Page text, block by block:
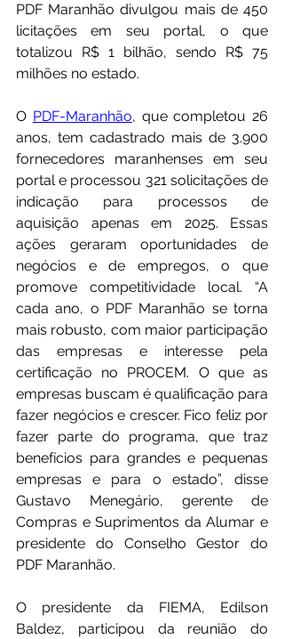
PDF Maranhão divulgou mais de 450
licitações em seu portal, o que
totalizou R$ 1 bilhão, sendo R$ 75
milhões no estado.
O PDF-Maranhão, que completou 26
anos, tem cadastrado mais de 3.900
fornecedores maranhenses em seu
portal e processou 321 solicitações de
indicação para processos de
aquisição apenas em 2025. Essas
ações geraram oportunidades de
negócios e de empregos, o que
promove competitividade local. “A
cada ano, o PDF Maranhão se torna
mais robusto, com maior participação
das empresas e interesse pela
certificação no PROCEM. O que as
empresas buscam é qualificação para
fazer negócios e crescer. Fico feliz por
fazer parte do programa, que traz
benefícios para grandes e pequenas
empresas e para o estado”, disse
Gustavo Menegário, gerente de
Compras e Suprimentos da Alumar e
presidente do Conselho Gestor do
PDF Maranhão.
O presidente da FIEMA, Edilson
Baldez, participou da reunião do